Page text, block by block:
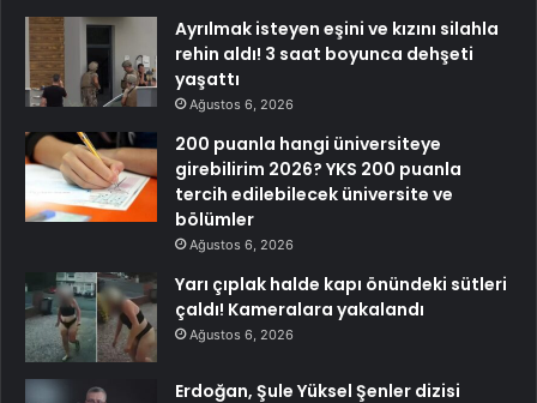
Ayrılmak isteyen eşini ve kızını silahla
rehin aldı! 3 saat boyunca dehşeti
yaşattı
Ağustos 6, 2026
200 puanla hangi üniversiteye
girebilirim 2026? YKS 200 puanla
tercih edilebilecek üniversite ve
bölümler
Ağustos 6, 2026
Yarı çıplak halde kapı önündeki sütleri
çaldı! Kameralara yakalandı
Ağustos 6, 2026
Erdoğan, Şule Yüksel Şenler dizisi